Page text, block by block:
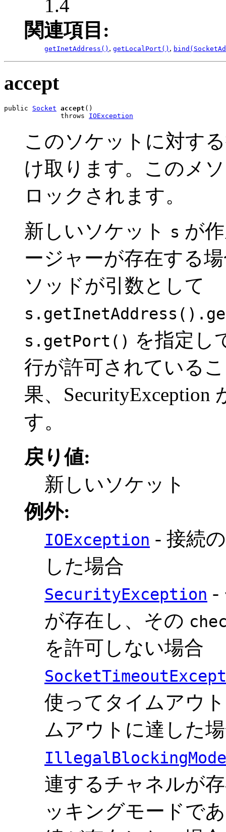
1.4
関連項目:
getInetAddress() , getLocalPort() ,
accept
public Socket accept ()
              throws
IOException
このソケットに対す
け取ります。このメ
ロックされます。
新しいソケット
s が
ージャーが存在する
ソッドが引数として
s.getPort() を指定し
行が許可されている
果、
す。
戻り値:
新しいソケット
例外:
IOException - 接続
した場合
SecurityException -
が存在し、その
を許可しない場合
使ってタイムアウ
ムアウトに達した
連するチャネルが
ッキングモードで